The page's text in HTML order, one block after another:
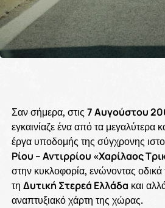
Σαν σήμερα, στις 7 Αυγούστου
εγκαινίαζε ένα από τα μεγαλύτερα
έργα υποδομής της σύγχρονης
Ρίου – Αντιρρίου «Χαρίλαος
στην κυκλοφορία, ενώνοντας οδικά
τη Δυτική Στερεά Ελλάδα και
αναπτυξιακό χάρτη της χώρας.